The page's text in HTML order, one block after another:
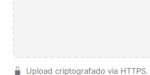
Upload criptografado via